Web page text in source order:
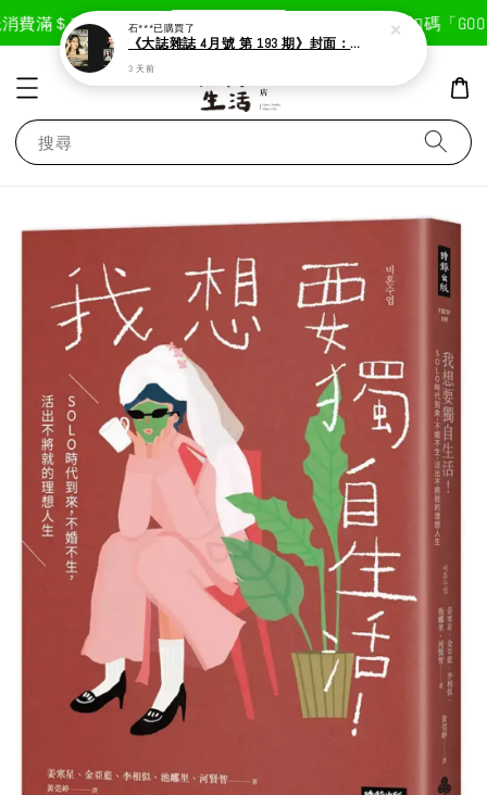
費滿＄1800免運費 現在去購物！ 首次註冊輸入折扣碼「
搜尋
石***已購買了
《大誌雜誌 4月號 第 193 期》封面：Solar 頌樂
3 天前